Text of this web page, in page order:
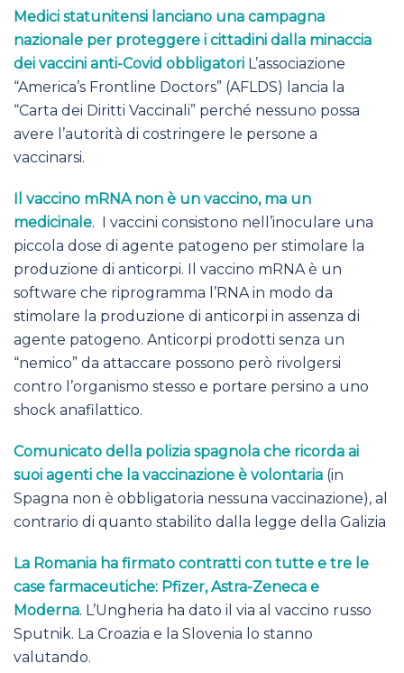
Medici statunitensi lanciano una campagna
nazionale per proteggere i cittadini dalla minaccia
dei vaccini anti-Covid obbligatori L’associazione
“America’s Frontline Doctors” (AFLDS) lancia la
“Carta dei Diritti Vaccinali” perché nessuno possa
avere l’autorità di costringere le persone a
vaccinarsi.
Il vaccino mRNA non è un vaccino, ma un
medicinale. I vaccini consistono nell’inoculare una
piccola dose di agente patogeno per stimolare la
produzione di anticorpi. Il vaccino mRNA è un
software che riprogramma l’RNA in modo da
stimolare la produzione di anticorpi in assenza di
agente patogeno. Anticorpi prodotti senza un
“nemico” da attaccare possono però rivolgersi
contro l’organismo stesso e portare persino a uno
shock anafilattico.
Comunicato della polizia spagnola che ricorda ai
suoi agenti che la vaccinazione è volontaria (in
Spagna non è obbligatoria nessuna vaccinazione), al
contrario di quanto stabilito dalla legge della Galizia
La Romania ha firmato contratti con tutte e tre le
case farmaceutiche: Pfizer, Astra-Zeneca e
Moderna. L’Ungheria ha dato il via al vaccino russo
Sputnik. La Croazia e la Slovenia lo stanno
valutando.